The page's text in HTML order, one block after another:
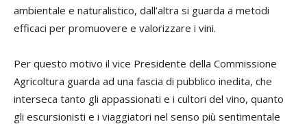
ambientale e naturalistico, dall’altra si guarda a metodi
efficaci per promuovere e valorizzare i vini.
Per questo motivo il vice Presidente della Commissione
Agricoltura guarda ad una fascia di pubblico inedita, che
interseca tanto gli appassionati e i cultori del vino, quanto
gli escursionisti e i viaggiatori nel senso più sentimentale